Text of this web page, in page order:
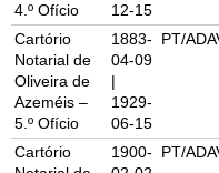
4.º Ofício
12-15
Cartório
Notarial de
Oliveira de
Azeméis –
5.º Ofício
1883-
04-09
|
1929-
06-15
PT/
Cartório
1900-
PT/